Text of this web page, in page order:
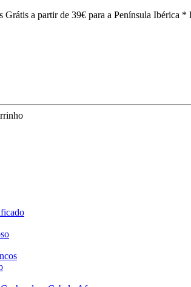
Grátis a partir de 39€ para a Península Ibérica *